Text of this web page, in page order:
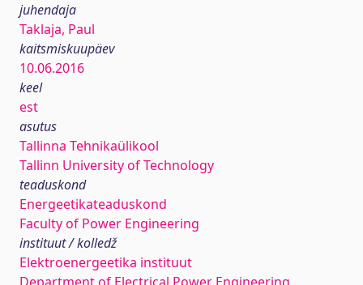
juhendaja
Taklaja, Paul
kaitsmiskuupäev
10.06.2016
keel
est
asutus
Tallinna Tehnikaülikool
Tallinn University of Technology
teaduskond
Energeetikateaduskond
Faculty of Power Engineering
instituut / kolledž
Elektroenergeetika instituut